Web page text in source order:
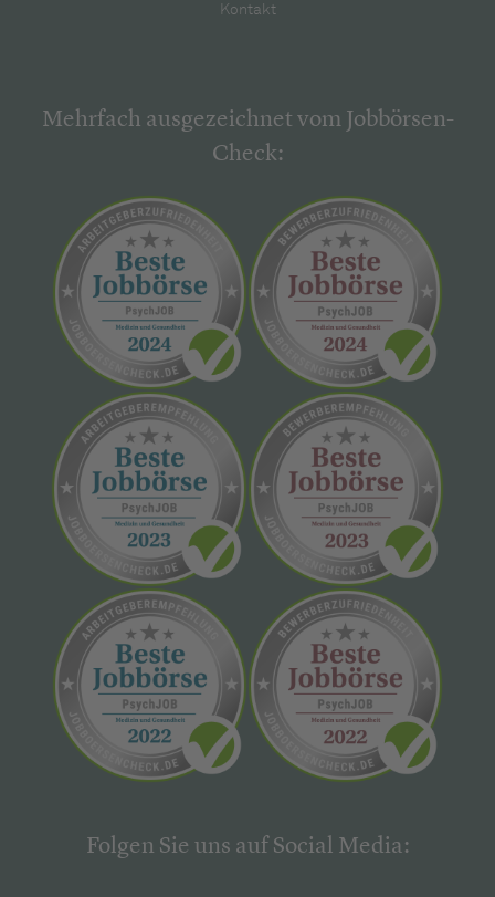
Kontakt
Mehrfach ausgezeichnet vom Jobbörsen-
Check:
Folgen Sie uns auf Social Media: